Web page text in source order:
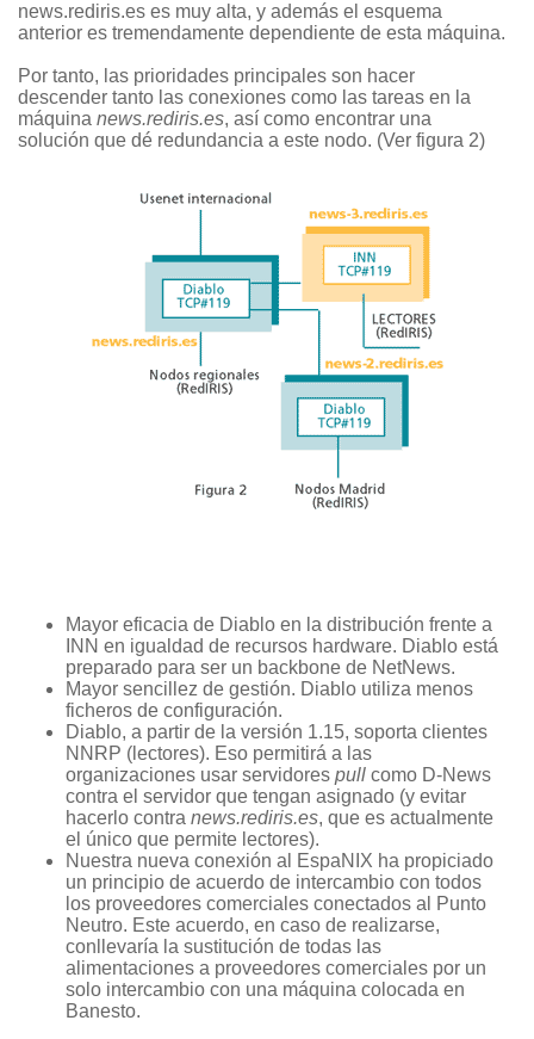
news.rediris.es es muy alta, y además el esquema
anterior es tremendamente dependiente de esta máquina.
Por tanto, las prioridades principales son hacer
descender tanto las conexiones como las tareas en la
máquina news.rediris.es, así como encontrar una
solución que dé redundancia a este nodo. (Ver figura 2)
Mayor eficacia de Diablo en la distribución frente a
INN en igualdad de recursos hardware. Diablo está
preparado para ser un backbone de NetNews.
Mayor sencillez de gestión. Diablo utiliza menos
ficheros de configuración.
Diablo, a partir de la versión 1.15, soporta clientes
NNRP (lectores). Eso permitirá a las
organizaciones usar servidores pull como D-News
contra el servidor que tengan asignado (y evitar
hacerlo contra news.rediris.es, que es actualmente
el único que permite lectores).
Nuestra nueva conexión al EspaNIX ha propiciado
un principio de acuerdo de intercambio con todos
los proveedores comerciales conectados al Punto
Neutro. Este acuerdo, en caso de realizarse,
conllevaría la sustitución de todas las
alimentaciones a proveedores comerciales por un
solo intercambio con una máquina colocada en
Banesto.